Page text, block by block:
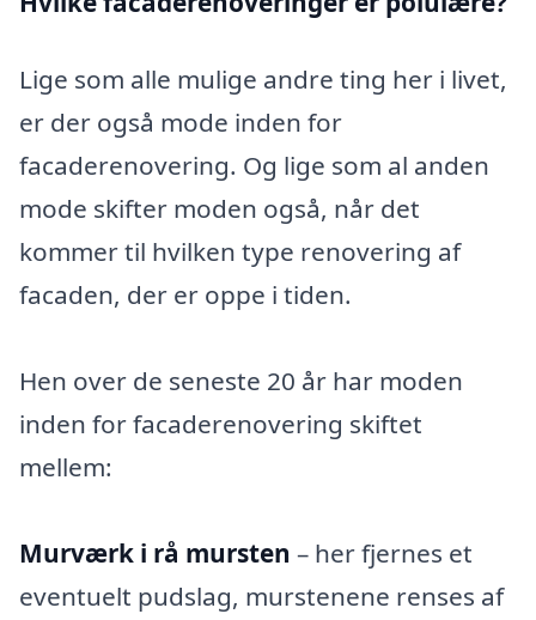
Lige som alle mulige andre ting her i livet,
er der også mode inden for
facaderenovering. Og lige som al anden
mode skifter moden også, når det
kommer til hvilken type renovering af
facaden, der er oppe i tiden.
Hen over de seneste 20 år har moden
inden for facaderenovering skiftet
mellem:
Murværk i rå mursten – her fjernes et
eventuelt pudslag, murstenene renses af